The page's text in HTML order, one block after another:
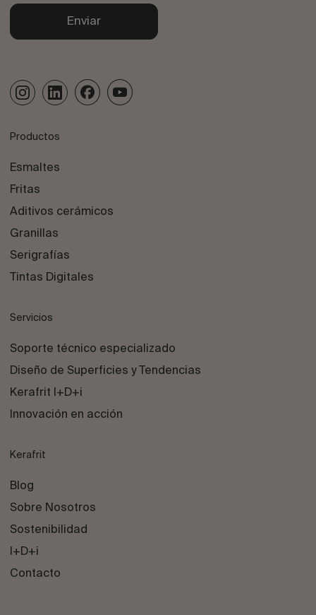
Enviar
Productos
Esmaltes
Fritas
Aditivos cerámicos
Granillas
Serigrafías
Tintas Digitales
Servicios
Soporte técnico especializado
Diseño de Superficies y Tendencias
Kerafrit I+D+i
Innovación en acción
Kerafrit
Blog
Sobre Nosotros
Sostenibilidad
I+D+i
Contacto